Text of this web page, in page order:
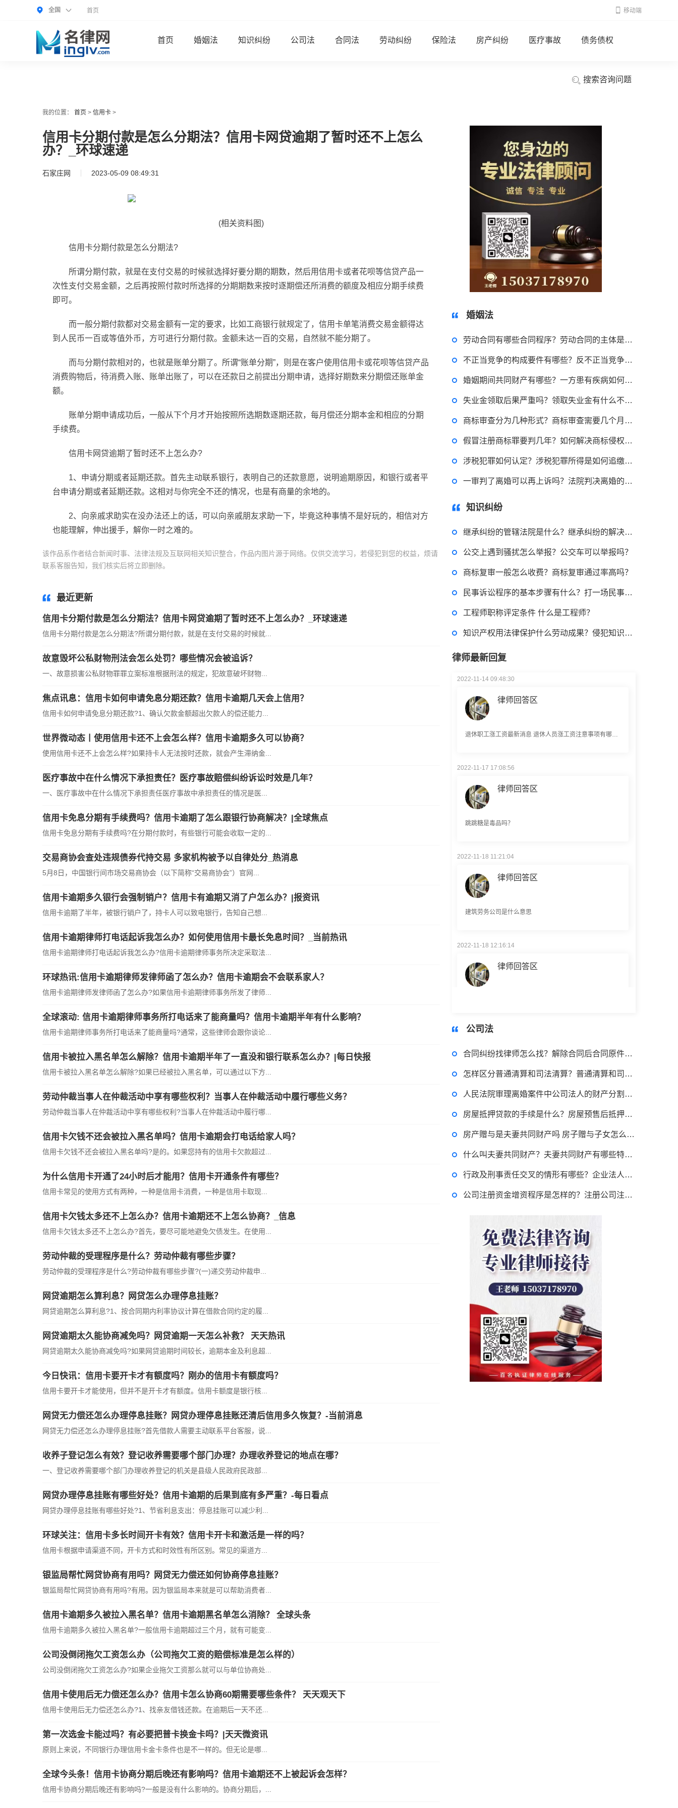
全国 首页 移动端
首页 婚姻法 知识纠纷 公司法 合同法 劳动纠纷 保险法 房产纠纷 医疗事故 债务债权
搜索咨询问题
我的位置： 首页 > 信用卡 >
信用卡分期付款是怎么分期法？信用卡网贷逾期了暂时还不上怎么
办？_环球速递
石家庄网 2023-05-09 08:49:31
(相关资料图)
信用卡分期付款是怎么分期法?
所谓分期付款，就是在支付交易的时候就选择好要分期的期数，然后用信用卡或者花呗等信贷产品一
次性支付交易金额，之后再按照付款时所选择的分期期数来按时逐期偿还所消费的额度及相应分期手续费
即可。
而一般分期付款都对交易金额有一定的要求，比如工商银行就规定了，信用卡单笔消费交易金额得达
到人民币一百或等值外币，方可进行分期付款。金额未达一百的交易，自然就不能分期了。
而与分期付款相对的，也就是账单分期了。所谓“账单分期”，则是在客户使用信用卡或花呗等信贷产品
消费购物后，待消费入账、账单出账了，可以在还款日之前提出分期申请，选择好期数来分期偿还账单金
额。
账单分期申请成功后，一般从下个月才开始按照所选期数逐期还款，每月偿还分期本金和相应的分期
手续费。
信用卡网贷逾期了暂时还不上怎么办?
1、申请分期或者延期还款。首先主动联系银行，表明自己的还款意愿，说明逾期原因，和银行或者平
台申请分期或者延期还款。这相对与你完全不还的情况，也是有商量的余地的。
2、向亲戚求助实在没办法还上的话，可以向亲戚朋友求助一下，毕竟这种事情不是好玩的，相信对方
也能理解，伸出援手，解你一时之难的。
该作品系作者结合新闻时事、法律法规及互联网相关知识整合，作品内图片源于网络。仅供交流学习，若侵犯到您的权益，烦请
联系客服告知，我们核实后将立即删除。
最近更新
信用卡分期付款是怎么分期法？信用卡网贷逾期了暂时还不上怎么办？_环球速递
信用卡分期付款是怎么分期法?所谓分期付款，就是在支付交易的时候就...
故意毁坏公私财物刑法会怎么处罚？哪些情况会被追诉？
一、故意损害公私财物罪罪立案标准根据刑法的规定，犯故意破坏财物...
焦点讯息：信用卡如何申请免息分期还款？信用卡逾期几天会上信用？
信用卡如何申请免息分期还款?1、确认欠款金额超出欠款人的偿还能力...
世界微动态丨使用信用卡还不上会怎么样？信用卡逾期多久可以协商？
使用信用卡还不上会怎么样?如果持卡人无法按时还款，就会产生滞纳金...
医疗事故中在什么情况下承担责任？医疗事故赔偿纠纷诉讼时效是几年？
一、医疗事故中在什么情况下承担责任医疗事故中承担责任的情况是医...
信用卡免息分期有手续费吗？信用卡逾期了怎么跟银行协商解决？|全球焦点
信用卡免息分期有手续费吗?在分期付款时，有些银行可能会收取一定的...
交易商协会查处违规债券代持交易 多家机构被予以自律处分_热消息
5月8日，中国银行间市场交易商协会（以下简称“交易商协会”）官网...
信用卡逾期多久银行会强制销户？信用卡有逾期又消了户怎么办？|报资讯
信用卡逾期了半年，被银行销户了，持卡人可以致电银行，告知自己想...
信用卡逾期律师打电话起诉我怎么办？如何使用信用卡最长免息时间？_当前热讯
信用卡逾期律师打电话起诉我怎么办?信用卡逾期律师事务所决定采取法...
环球热讯:信用卡逾期律师发律师函了怎么办？信用卡逾期会不会联系家人？
信用卡逾期律师发律师函了怎么办?如果信用卡逾期律师事务所发了律师...
全球滚动: 信用卡逾期律师事务所打电话来了能商量吗？信用卡逾期半年有什么影响？
信用卡逾期律师事务所打电话来了能商量吗?通常，这些律师会跟你谈论...
信用卡被拉入黑名单怎么解除？信用卡逾期半年了一直没和银行联系怎么办？|每日快报
信用卡被拉入黑名单怎么解除?如果已经被拉入黑名单，可以通过以下方...
劳动仲裁当事人在仲裁活动中享有哪些权利？当事人在仲裁活动中履行哪些义务？
劳动仲裁当事人在仲裁活动中享有哪些权利?当事人在仲裁活动中履行哪...
信用卡欠钱不还会被拉入黑名单吗？信用卡逾期会打电话给家人吗？
信用卡欠钱不还会被拉入黑名单吗?是的。如果您持有的信用卡欠款超过...
为什么信用卡开通了24小时后才能用？信用卡开通条件有哪些？
信用卡常见的使用方式有两种，一种是信用卡消费，一种是信用卡取现...
信用卡欠钱太多还不上怎么办？信用卡逾期还不上怎么协商？_信息
信用卡欠钱太多还不上怎么办?首先，要尽可能地避免欠债发生。在使用...
劳动仲裁的受理程序是什么？劳动仲裁有哪些步骤？
劳动仲裁的受理程序是什么?劳动仲裁有哪些步骤?(一)递交劳动仲裁申...
网贷逾期怎么算利息？网贷怎么办理停息挂账？
网贷逾期怎么算利息?1、按合同期内利率协议计算在借款合同约定的履...
网贷逾期太久能协商减免吗？网贷逾期一天怎么补救？ 天天热讯
网贷逾期太久能协商减免吗?如果网贷逾期时间较长，逾期本金及利息超...
今日快讯：信用卡要开卡才有额度吗？刚办的信用卡有额度吗？
信用卡要开卡才能使用，但并不是开卡才有额度。信用卡额度是银行核...
网贷无力偿还怎么办理停息挂账？网贷办理停息挂账还清后信用多久恢复？-当前消息
网贷无力偿还怎么办理停息挂账?首先借款人需要主动联系平台客服，说...
收养子登记怎么有效？登记收养需要哪个部门办理？办理收养登记的地点在哪？
一、登记收养需要哪个部门办理收养登记的机关是县级人民政府民政部...
网贷办理停息挂账有哪些好处？信用卡逾期的后果到底有多严重？-每日看点
网贷办理停息挂账有哪些好处?1、节省利息支出：停息挂账可以减少利...
环球关注：信用卡多长时间开卡有效？信用卡开卡和激活是一样的吗？
信用卡根据申请渠道不同，开卡方式和时效性有所区别。常见的渠道方...
银监局帮忙网贷协商有用吗？网贷无力偿还如何协商停息挂账？
银监局帮忙网贷协商有用吗?有用。因为银监局本来就是可以帮助消费者...
信用卡逾期多久被拉入黑名单？信用卡逾期黑名单怎么消除？ 全球头条
信用卡逾期多久被拉入黑名单?一般信用卡逾期超过三个月，就有可能变...
公司没倒闭拖欠工资怎么办（公司拖欠工资的赔偿标准是怎么样的）
公司没倒闭拖欠工资怎么办?如果企业拖欠工资那么就可以与单位协商处...
信用卡使用后无力偿还怎么办？信用卡怎么协商60期需要哪些条件？ 天天观天下
信用卡使用后无力偿还怎么办?1、找亲友借钱还款。在逾期后一天不还...
第一次选金卡能过吗？有必要把普卡换金卡吗？|天天微资讯
原则上来说，不同银行办理信用卡金卡条件也是不一样的。但无论是哪...
全球今头条！信用卡协商分期后晚还有影响吗？信用卡逾期还不上被起诉会怎样？
信用卡协商分期后晚还有影响吗?一般是没有什么影响的。协商分期后，...
婚姻法
劳动合同有哪些合同程序？劳动合同的主体是谁？
不正当竞争的构成要件有哪些？反不正当竞争法对不当竞争要件有什么规定？
婚姻期间共同财产有哪些？一方患有疾病如何离婚？
失业金领取后果严重吗？领取失业金有什么不良后果吗？
商标审查分为几种形式？商标审查需要几个月通过？
假冒注册商标罪要判几年？如何解决商标侵权纠纷？
涉税犯罪如何认定？涉税犯罪所得是如何追缴的？
一审判了离婚可以再上诉吗？法院判决离婚的情形有哪些？
知识纠纷
继承纠纷的管辖法院是什么？继承纠纷的解决方式都有哪些？
公交上遇到骚扰怎么举报？公交车可以举报吗？
商标复审一般怎么收费？商标复审通过率高吗？
民事诉讼程序的基本步骤有什么？打一场民事诉讼多少钱？
工程师职称评定条件 什么是工程师？
知识产权用法律保护什么劳动成果？侵犯知识产权赔偿标准是怎样的？
律师最新回复
2022-08-30 09:48:22
律师回答区
高楼住宅玻璃炸裂应该找谁处理
回复：可以建议您先找一下物业，由物业处置
2022-11-14 09:48:30
律师回答区
律师回答区
跳跳糖是毒品吗？
律师回答区
建筑劳务公司是什么意思
律师回答区
民事权利包括哪些
高楼住宅玻璃炸裂应该找谁处理
退休职工涨工资最新消息 退休人员涨工资注意事项有哪些？
律师回答区
跳跳糖是毒品吗？
公司法
合同纠纷找律师怎么找？解除合同后合同原件怎么处理？
怎样区分普通清算和司法清算？普通清算和司法清算的区别有哪些？
人民法院审理离婚案件中公司法人的财产分割规定是什么？
房屋抵押贷款的手续是什么？房屋预售后抵押土地使用权的法律法规有哪些？
房产赠与是夫妻共同财产吗 房子赠与子女怎么收费？
什么叫夫妻共同财产？夫妻共同财产有哪些特征？
行政及刑事责任交叉的情形有哪些？企业法人法定代表人登记管理规定是什么？
公司注册资金增资程序是怎样的？注册公司注册资本最低多少？